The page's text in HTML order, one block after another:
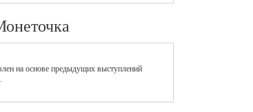
на основе предыдущих выступлений